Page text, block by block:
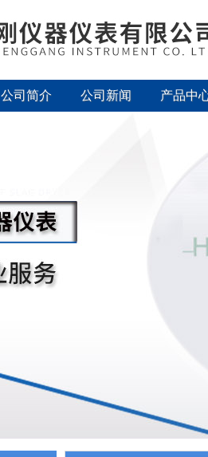
公司简介 公司新闻 产品中